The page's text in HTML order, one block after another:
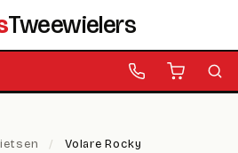
Tweewielers
/
Volare Rocky